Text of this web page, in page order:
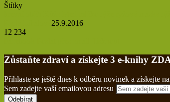
Štítky
25.9.2016
12 234
Zůstaňte zdraví a získejte 3 e-knihy
Přihlaste se ještě dnes k odběru novinek a získejte
Sem zadejte vaší emailovou adresu